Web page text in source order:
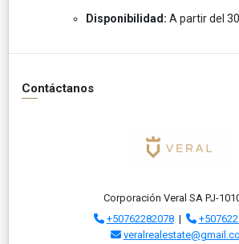
Disponibilidad: A partir del
Contáctanos
Corporación Veral SA PJ-
+50762282078|